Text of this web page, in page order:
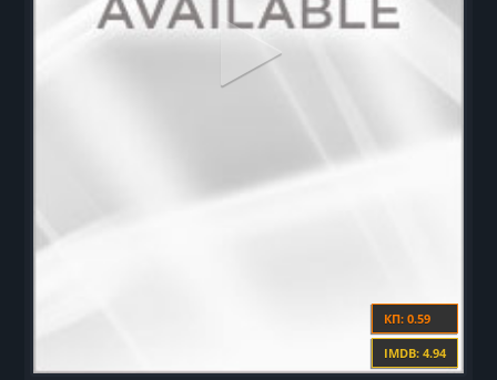
КП: 0.59
IMDB: 4.94